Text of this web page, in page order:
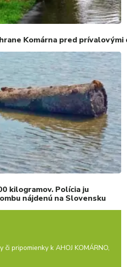
Komárna pred
kilogramov. Polícia ju
nájdenú na Slovensku
pripomienky k AHOJ KOMÁRNO,